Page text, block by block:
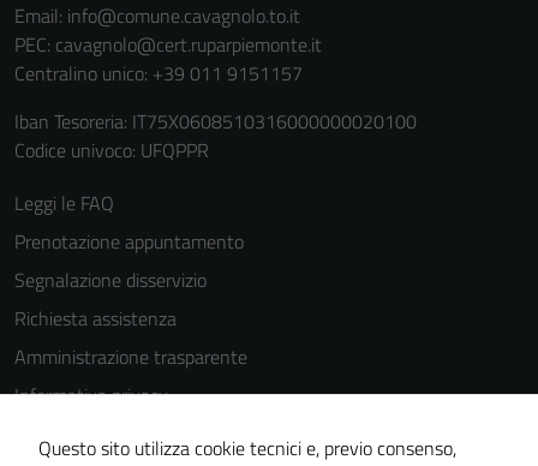
Email: info@comune.cavagnolo.to.it
PEC: cavagnolo@cert.ruparpiemonte.it
Centralino unico: +39 011 9151157
Iban Tesoreria: IT75X0608510316000000020100
Codice univoco: UFQPPR
Leggi le FAQ
Prenotazione appuntamento
Segnalazione disservizio
Richiesta assistenza
Amministrazione trasparente
Informativa privacy
Cookie Policy
Questo sito utilizza cookie tecnici e, previo consenso,